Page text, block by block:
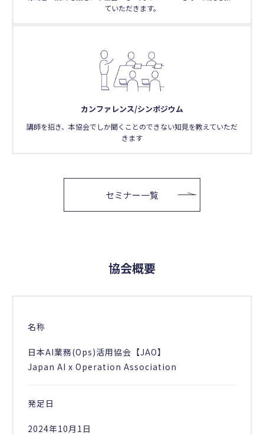
ていただきます。
カンファレンス/シンポジウム
講師を招き、本協会でしか聞くことのできない知見を教えていただ
きます
セミナー一覧
協会概要
名称
日本AI業務(Ops)活用協会【JAO】
Japan AI x Operation Association
発足日
2024年10月1日